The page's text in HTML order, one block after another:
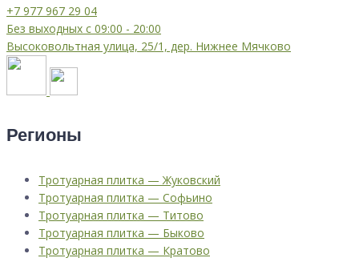
⁦+7 977 967 29 04
Без выходных с 09:00 - 20:00
Высоковольтная улица, 25/1, дер. Нижнее Мячково
Регионы
Тротуарная плитка — Жуковский
Тротуарная плитка — Софьино
Тротуарная плитка — Титово
Тротуарная плитка — Быково
Тротуарная плитка — Кратово